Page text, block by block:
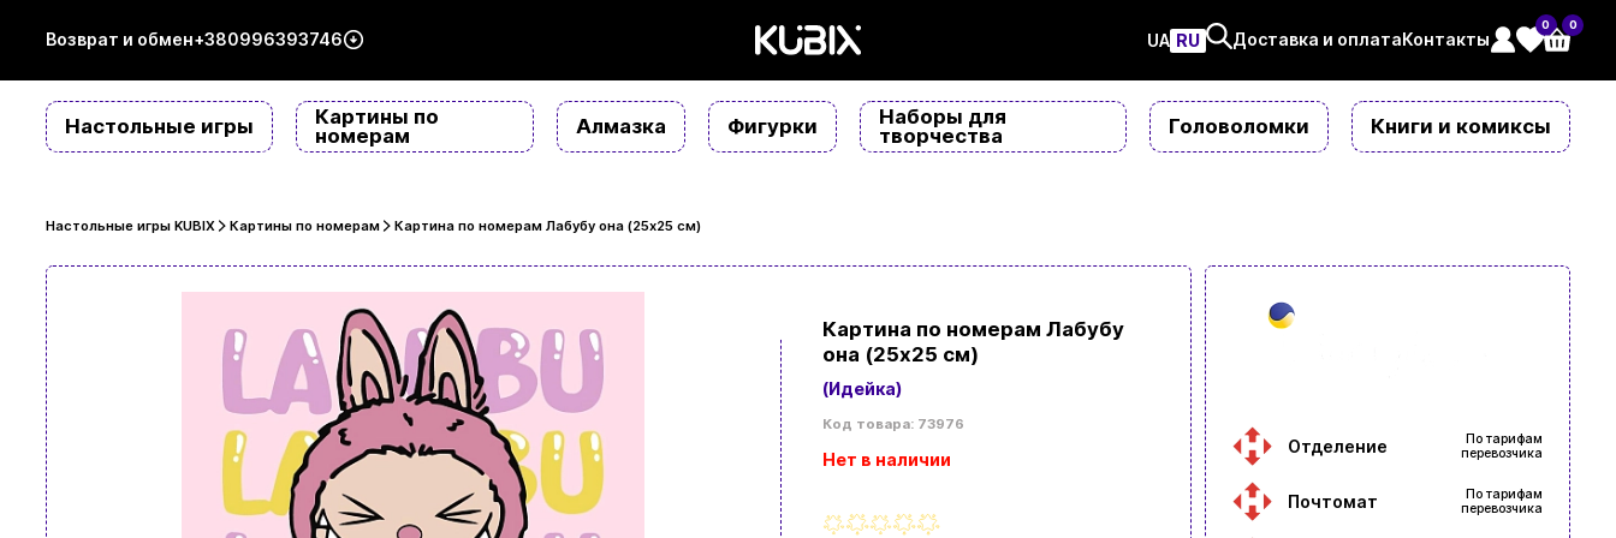
Возврат и обмен+380996393746 UAㅤ RU Доставка и оплатаКонтакты
0 0
Настольные игры
Картины по
номерам
Алмазка Фигурки
Наборы для
творчества
Головоломки Книги и комиксы
Настольные игры KUBIX Картины по номерам Картина по номерам Лабубу она (25х25 см)
Картина по номерам Лабубу
она (25х25 см)
(Идейка)
Код товара: 73976
Нет в наличии
Отделение
По тарифам
перевозчика
Почтомат
По тарифам
перевозчика